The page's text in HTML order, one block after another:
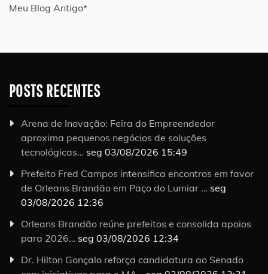
Meu Blog Antigo*
POSTS RECENTES
Arena de Inovação: Feira do Empreendedor
aproxima pequenos negócios de soluções
tecnológicas… seg 03/08/2026 15:49
Prefeito Fred Campos intensifica encontros em favor
de Orleans Brandão em Paço do Lumiar … seg
03/08/2026 12:36
Orleans Brandão reúne prefeitos e consolida apoios
para 2026… seg 03/08/2026 12:34
Dr. Hilton Gonçalo reforça candidatura ao Senado